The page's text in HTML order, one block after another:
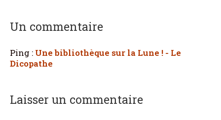
Un commentaire
Ping : Une bibliothèque sur la Lune ! - Le
Dicopathe
Laisser un commentaire